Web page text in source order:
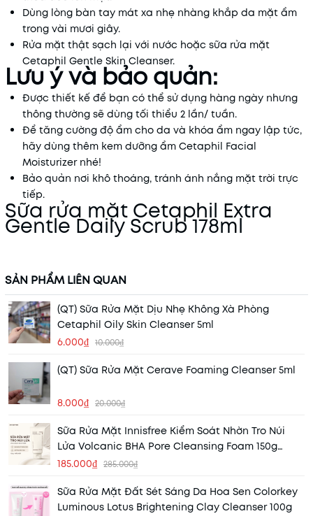
Dùng lòng bàn tay mát xa nhẹ nhàng khắp da mặt ẩm
trong vài mươi giây.
Rửa mặt thật sạch lại với nước hoặc sữa rửa mặt
Cetaphil Gentle Skin Cleanser.
Lưu ý và bảo quản:
Được thiết kế để bạn có thể sử dụng hàng ngày nhưng
thông thường sẽ dùng tối thiểu 2 lần/ tuần.
Để tăng cường độ ẩm cho da và khóa ẩm ngay lập tức,
hãy dùng thêm kem dưỡng ẩm Cetaphil Facial
Moisturizer nhé!
Bảo quản nơi khô thoáng, tránh ánh nắng mặt trời trực
tiếp.
Sữa rửa mặt Cetaphil Extra
Gentle Daily Scrub 178ml
SẢN PHẨM LIÊN QUAN
(QT) Sữa Rửa Mặt Dịu Nhẹ Không Xà Phòng
Cetaphil Oily Skin Cleanser 5ml
6.000₫ 10.000₫
(QT) Sữa Rửa Mặt Cerave Foaming Cleanser 5ml
8.000₫ 20.000₫
Sữa Rửa Mặt Innisfree Kiểm Soát Nhờn Tro Núi
Lửa Volcanic BHA Pore Cleansing Foam 150g
(Mẫu Mới) (Nhập Khẩu)
185.000₫ 285.000₫
Sữa Rửa Mặt Đất Sét Sáng Da Hoa Sen Colorkey
Luminous Lotus Brightening Clay Cleanser 100g